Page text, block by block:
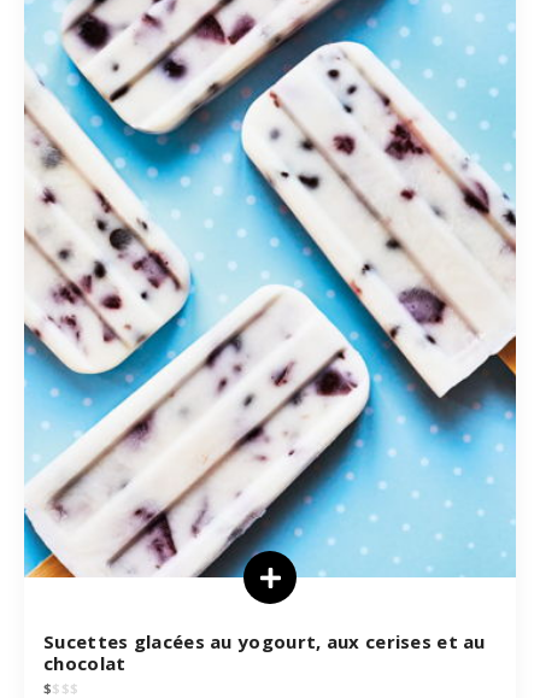
Sucettes glacées au yogourt, aux cerises et au
chocolat
$$ $$